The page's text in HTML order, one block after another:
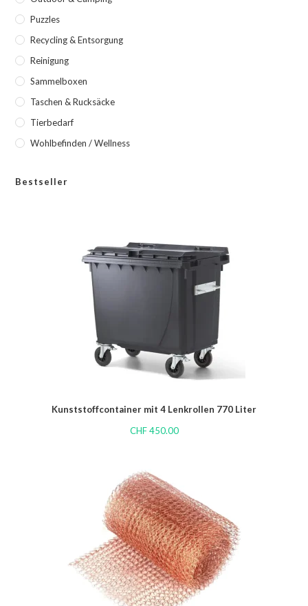
Puzzles
Recycling & Entsorgung
Reinigung
Sammelboxen
Taschen & Rucksäcke
Tierbedarf
Wohlbefinden / Wellness
Bestseller
Kunststoffcontainer mit 4 Lenkrollen 770 Liter
CHF450.00